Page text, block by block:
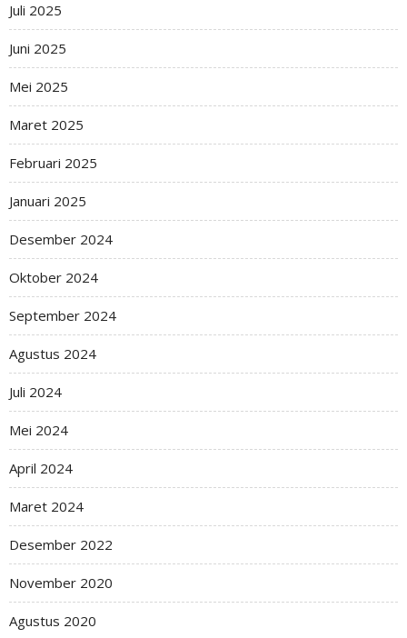
Juli 2025
Juni 2025
Mei 2025
Maret 2025
Februari 2025
Januari 2025
Desember 2024
Oktober 2024
September 2024
Agustus 2024
Juli 2024
Mei 2024
April 2024
Maret 2024
Desember 2022
November 2020
Agustus 2020